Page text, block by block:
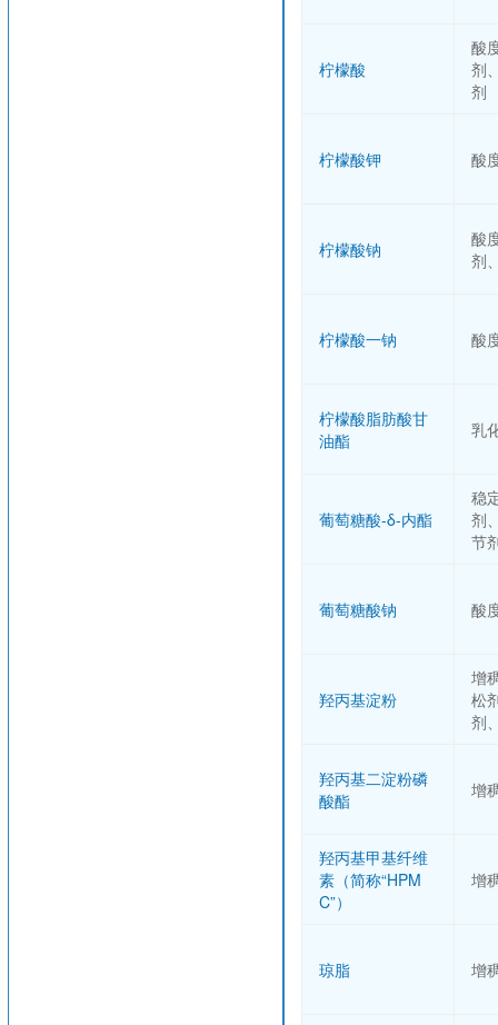
柠檬酸
酸
剂
剂
柠檬酸钾 酸
柠檬酸钠
酸
剂
柠檬酸一钠 酸
柠檬酸脂肪酸甘
油酯
乳
葡萄糖酸-δ-内酯
稳
剂
节
葡萄糖酸钠 酸
羟丙基淀粉
增
松
剂
羟丙基二淀粉磷
酸酯
增
羟丙基甲基纤维
素（简称“HPM
C”）
增
琼脂 增